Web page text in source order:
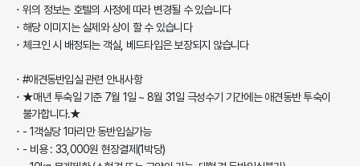
위의 정보는 호텔의 사정에 따라 변경될 수 있습니다
해당 이미지는 실제와 상이 할 수 있습니다
체크인 시 배정되는 객실, 베드타입은 보장되지 않습니다
#애견동반입실 관련 안내사항
★매년 투숙일 기준 7월 1일 ~ 8월 31일 극성수기 기간에는 애견동반 투숙이
불가합니다.★
- 1객실당 1마리만 동반입실가능
- 비용 : 33,000원 현장결제(1박당)